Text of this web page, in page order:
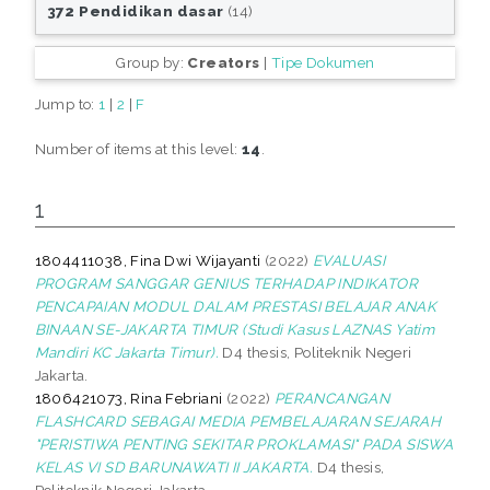
372 Pendidikan dasar (14)
Group by: Creators | Tipe Dokumen
Jump to: 1 | 2 | F
Number of items at this level:14
1
1804411038, Fina Dwi Wijayanti (2022) EVALUASI
PROGRAM SANGGAR GENIUS TERHADAP INDIKATOR
PENCAPAIAN MODUL DALAM PRESTASI BELAJAR ANAK
BINAAN SE-JAKARTA TIMUR (Studi Kasus LAZNAS Yatim
Mandiri KC Jakarta Timur). D4 thesis, Politeknik Negeri
Jakarta.
1806421073, Rina Febriani (2022) PERANCANGAN
FLASHCARD SEBAGAI MEDIA PEMBELAJARAN SEJARAH
"PERISTIWA PENTING SEKITAR PROKLAMASI" PADA SISWA
KELAS VI SD BARUNAWATI II JAKARTA. D4 thesis,